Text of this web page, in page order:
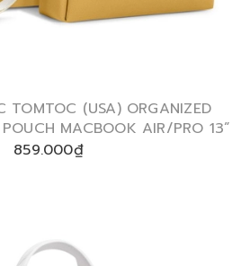
TOMTOC (USA) ORGANIZED
MACBOOK AIR/PRO 13”
859.000₫